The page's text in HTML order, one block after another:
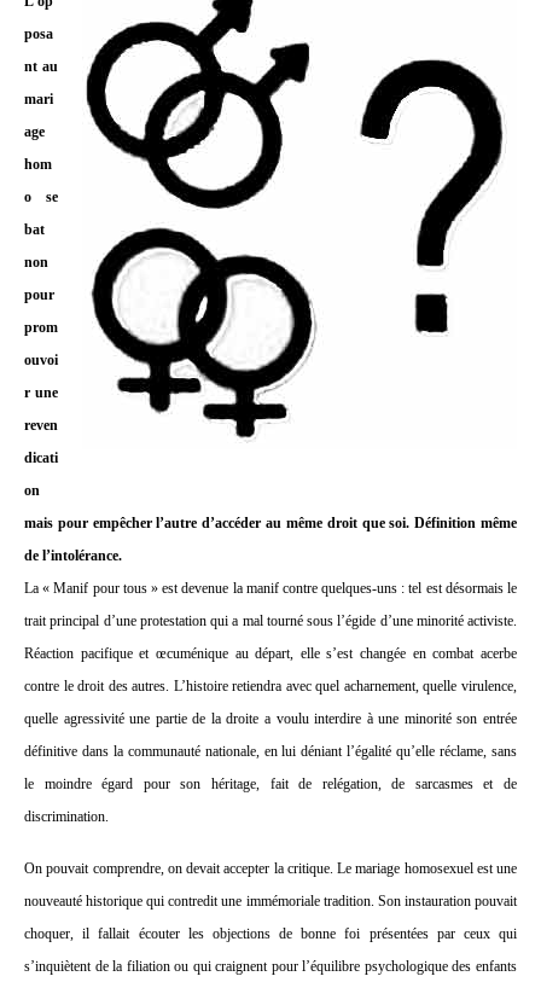
posa
nt au
mari
age
hom
o se
bat
non
pour
prom
ouvoi
r une
reven
dicati
on
mais pour empêcher l’autre d’accéder au même droit que soi. Définition même
de l’intolérance.
La « Manif pour tous » est devenue la manif contre quelques-uns : tel est désormais le
trait principal d’une protestation qui a mal tourné sous l’égide d’une minorité activiste.
Réaction pacifique et œcuménique au départ, elle s’est changée en combat acerbe
contre le droit des autres. L’histoire retiendra avec quel acharnement, quelle virulence,
quelle agressivité une partie de la droite a voulu interdire à une minorité son entrée
définitive dans la communauté nationale, en lui déniant l’égalité qu’elle réclame, sans
le moindre égard pour son héritage, fait de relégation, de sarcasmes et de
discrimination.
On pouvait comprendre, on devait accepter la critique. Le mariage homosexuel est une
nouveauté historique qui contredit une immémoriale tradition. Son instauration pouvait
choquer, il fallait écouter les objections de bonne foi présentées par ceux qui
s’inquiètent de la filiation ou qui craignent pour l’équilibre psychologique des enfants